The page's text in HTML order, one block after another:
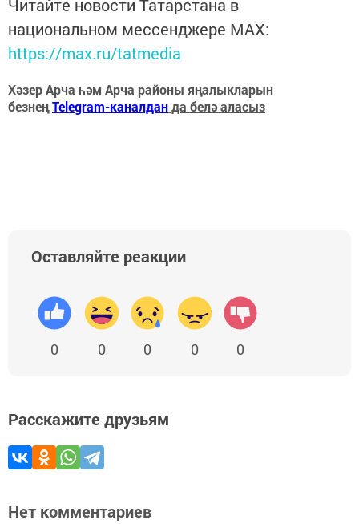
Читайте новости Татарстана в
национальном мессенджере MАХ:
https://max.ru/tatmedia
Хәзер Арча һәм Арча районы яңалыкларын
безнеңTelegram-каналданда белә аласыз
Оставляйте реакции
0 0 0 0 0
Расскажите друзьям
Нет комментариев